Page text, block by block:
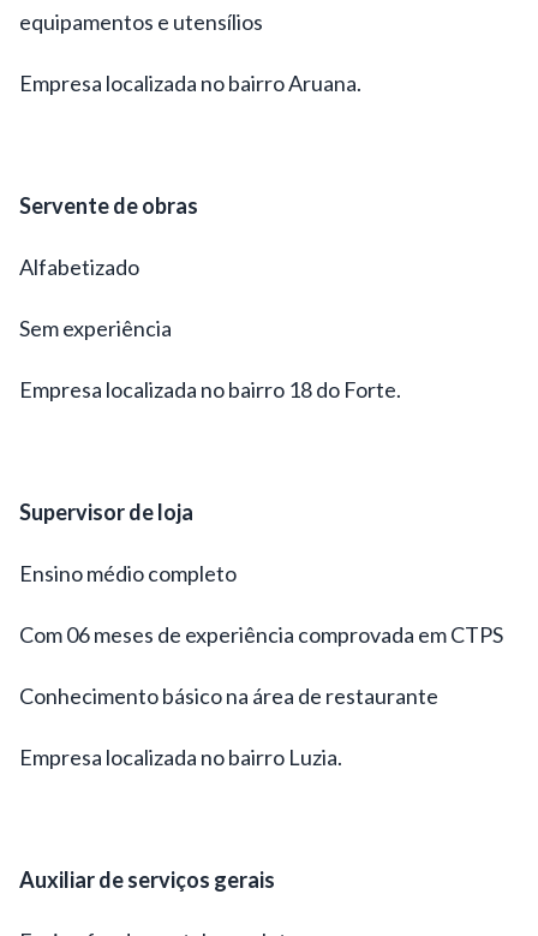
equipamentos e utensílios
Empresa localizada no bairro Aruana.
Servente de obras
Alfabetizado
Sem experiência
Empresa localizada no bairro 18 do Forte.
Supervisor de loja
Ensino médio completo
Com 06 meses de experiência comprovada em CTPS
Conhecimento básico na área de restaurante
Empresa localizada no bairro Luzia.
Auxiliar de serviços gerais